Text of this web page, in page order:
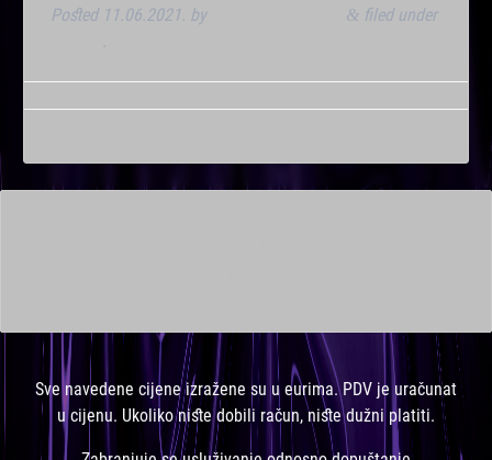
Posted 11.06.2021. by & filed under
.
Sve navedene cijene izražene su u eurima. PDV je uračunat
u cijenu. Ukoliko niste dobili račun, niste dužni platiti.